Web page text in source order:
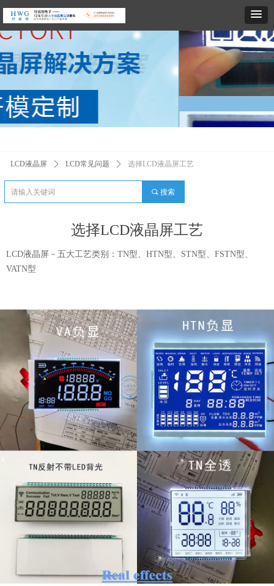
끠 搜索
选择LCD液晶屏工艺
LCD液晶屏－五大工艺类别：TN型、HTN型、STN型、FSTN型、
VATN型
LCD液晶屏 ꄲ LCD常见问题 ꄲ 选择LCD液晶屏工艺